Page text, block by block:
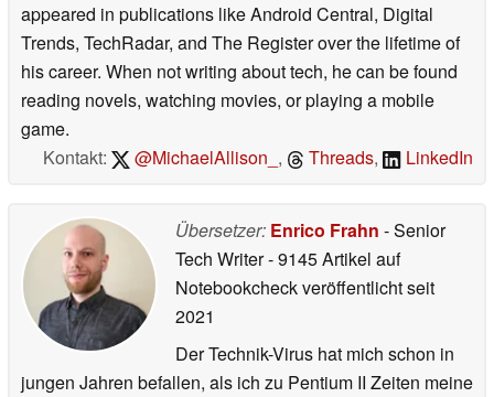
appeared in publications like Android Central, Digital
Trends, TechRadar, and The Register over the lifetime of
his career. When not writing about tech, he can be found
reading novels, watching movies, or playing a mobile
game.
Kontakt:
@MichaelAllison_ , Threads, LinkedIn
Übersetzer: Enrico Frahn - Senior
Tech Writer- 9145 Artikel auf
Notebookcheck veröffentlichtseit
2021
Der Technik-Virus hat mich schon in
jungen Jahren befallen, als ich zu Pentium II Zeiten meine